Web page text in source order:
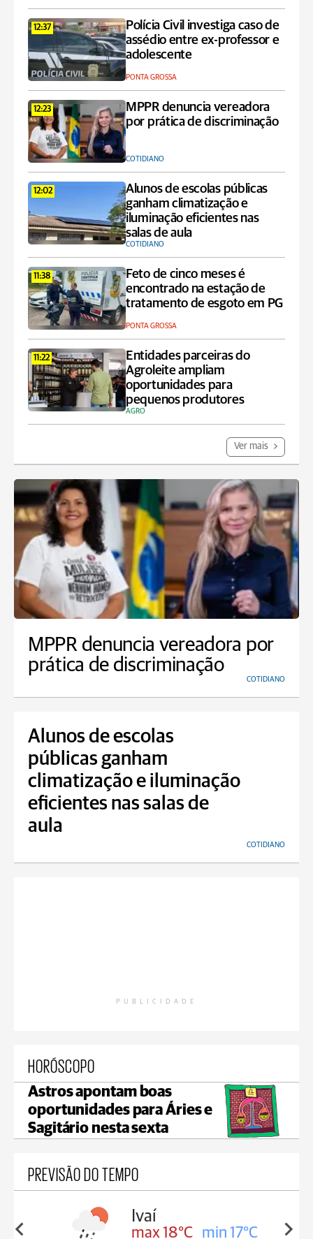
12:37
Polícia Civil investiga caso de
assédio entre ex-professor e
adolescente
PONTA GROSSA
12:23
MPPR denuncia vereadora
por prática de discriminação
COTIDIANO
12:02
Alunos de escolas públicas
ganham climatização e
iluminação eficientes nas
salas de aula
COTIDIANO
11:38
Feto de cinco meses é
encontrado na estação de
tratamento de esgoto em PG
PONTA GROSSA
11:22
Entidades parceiras do
Agroleite ampliam
oportunidades para
pequenos produtores
AGRO
Ver mais
MPPR denuncia vereadora por
prática de discriminação
COTIDIANO
Alunos de escolas
públicas ganham
climatização e iluminação
eficientes nas salas de
aula
COTIDIANO
PUBLICIDADE
HORÓSCOPO
Astros apontam boas
oportunidades para Áries e
Sagitário nesta sexta
PREVISÃO DO TEMPO
16°C
Ivaí
max 18°C min 17°C